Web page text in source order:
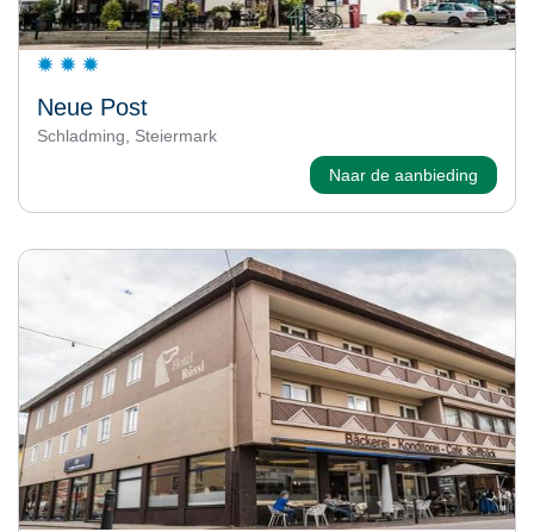
Neue Post
Schladming, Steiermark
Naar de aanbieding